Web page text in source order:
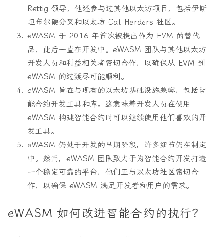
Rettig 领导，他还参与过其他以太坊项目，包括伊斯
坦布尔硬分叉和以太坊 Cat Herders 社区。
eWASM 于 2016 年首次被提出作为 EVM 的替代
品，此后一直在开发中。eWASM 团队与其他以太坊
开发人员和利益相关者密切合作，以确保从 EVM 到
eWASM 的过渡尽可能顺利。
eWASM 旨在与现有的以太坊基础设施兼容，包括智
能合约开发工具和库。这意味着开发人员在使用
eWASM 构建智能合约时可以继续使用他们喜欢的开
发工具。
eWASM 仍处于开发的早期阶段，许多细节仍在制定
中。然而，eWASM 团队致力于为智能合约开发打造
一个稳定可靠的平台，他们正与以太坊社区密切合
作，以确保 eWASM 满足开发者和用户的需求。
eWASM 如何改进智能合约的执行？